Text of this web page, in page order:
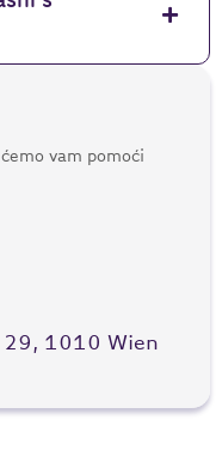
vam pomoći
1010 Wien